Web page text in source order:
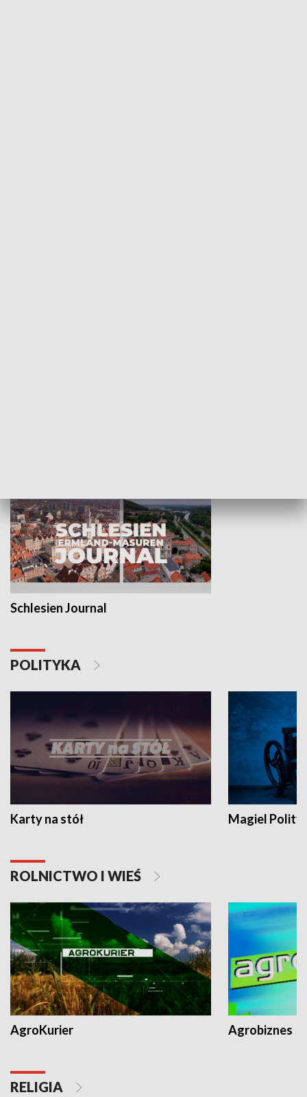
Schlesien Journal
POLITYKA
Karty na stół Magiel
ROLNICTWO I WIEŚ
AgroKurier Agrobiznes
RELIGIA